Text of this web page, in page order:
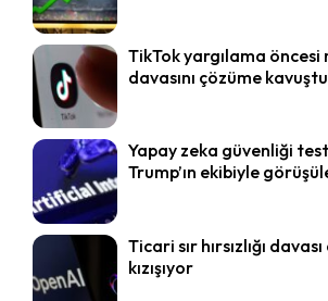
TikTok yargılama öncesi
davasını çözüme
Yapay zeka güvenliği
Trump’ın ekibiyle
Ticari sır hırsızlığı
kızışıyor